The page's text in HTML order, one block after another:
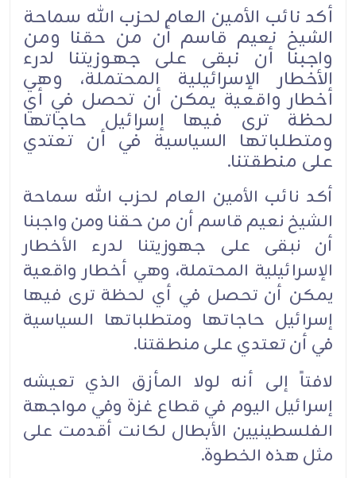
أكد نائب الأمين العام لحزب الله سماحة
الشيخ نعيم قاسم أن من حقنا ومن
واجبنا أن نبقى على جهوزيتنا لدرء
الأخطار الإسرائيلية المحتملة، وهي
أخطار واقعية يمكن أن تحصل في أي
لحظة ترى فيها إسرائيل حاجاتها
ومتطلباتها السياسية في أن تعتدي
على منطقتنا.
أكد نائب الأمين العام لحزب الله سماحة
الشيخ نعيم قاسم أن من حقنا ومن واجبنا
أن نبقى على جهوزيتنا لدرء الأخطار
الإسرائيلية المحتملة، وهي أخطار واقعية
يمكن أن تحصل في أي لحظة ترى فيها
إسرائيل حاجاتها ومتطلباتها السياسية
في أن تعتدي على منطقتنا.
لافتاً إلى أنه لولا المأزق الذي تعيشه
إسرائيل اليوم في قطاع غزة وفي مواجهة
الفلسطينيين الأبطال لكانت أقدمت على
مثل هذه الخطوة.‏